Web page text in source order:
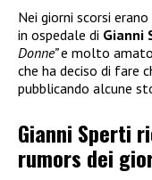
Nei giorni scorsi
in ospedale di Gianni
Donne”e molto
che ha deciso di fare
pubblicando alcune
Gianni Sperti
rumors dei